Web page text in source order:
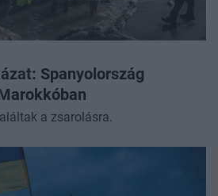
Spanyolország
a zsarolásra.